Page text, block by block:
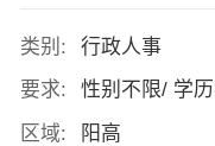
类别:
行政人事
要求:
性别不限/ 学
区域:
阳高